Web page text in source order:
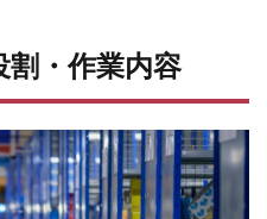
割・作業内容